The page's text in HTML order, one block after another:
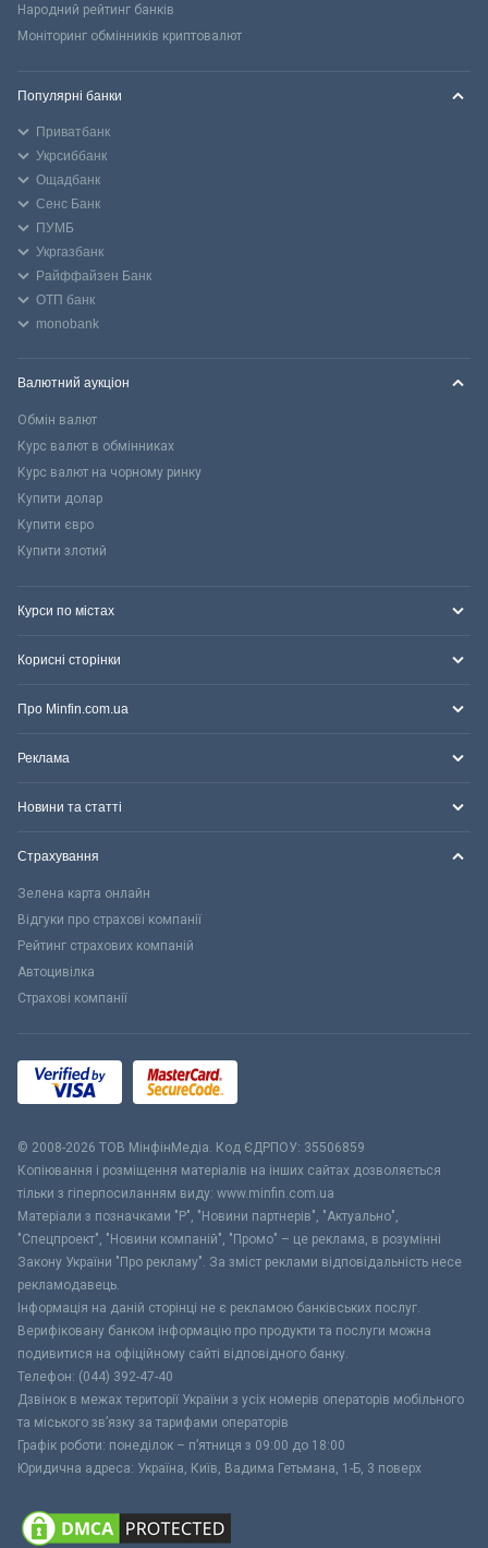
Народний рейтинг банків
Моніторинг обмінників криптовалют
Популярні банки
Приватбанк
Укрсиббанк
Ощадбанк
Сенс Банк
ПУМБ
Укргазбанк
Райффайзен Банк
ОТП банк
monobank
Валютний аукціон
Обмін валют
Курс валют в обмінниках
Курс валют на чорному ринку
Купити долар
Купити євро
Купити злотий
Курси по містах
Корисні сторінки
Про Minfin.com.ua
Реклама
Новини та статті
Страхування
Зелена карта онлайн
Відгуки про страхові компанії
Рейтинг страхових компаній
Автоцивілка
Страхові компанії
© 2008-2026 ТОВ МiнфiнМедiа. Код ЄДРПОУ: 35506859
Копіювання і розміщення матеріалів на інших сайтах дозволяється
тільки з гіперпосиланням виду: www.minfin.com.ua
Матеріали з позначками "Р", "Новини партнерів", "Актуально",
"Спецпроект", "Новини компаній", "Промо" – це реклама, в розумінні
Закону України "Про рекламу". За зміст реклами відповідальність несе
рекламодавець.
Інформація на даній сторінці не є рекламою банківських послуг.
Верифіковану банком інформацію про продукти та послуги можна
подивитися на офіційному сайті відповідного банку.
Телефон: (044) 392-47-40
Дзвінок в межах території України з усіх номерів операторів мобільного
та міського зв’язку за тарифами операторів
Графік роботи: понеділок – п’ятниця з 09:00 до 18:00
Юридична адреса: Україна, Київ, Вадима Гетьмана, 1-Б, 3 поверх